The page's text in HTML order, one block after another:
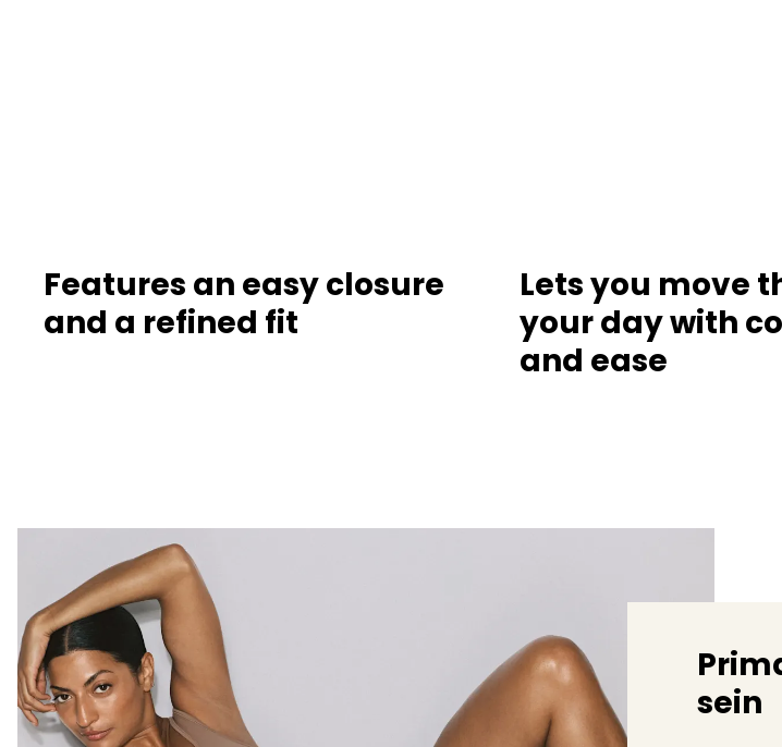
Features an easy closure
and a refined fit
Lets you move
your day with
and ease
sein